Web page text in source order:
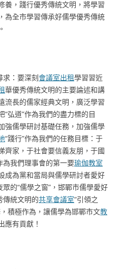
養，踐行優秀傳統文明，將學習
為全市學習傳承好儒學優秀傳統
求：要深刻會議室出租學習習近
華優秀傳統文明的主要論述和講
流長的儒家經典文明，廣泛學習
弘道”作為我們的盡力標的目
強儒學研討基礎任務，加強儒學
“踐行”作為我們的任務目標：于
齊家，于社會要信義友朋，于國
為我們理事會的第一要瑜伽教室
成為黨和當局與儒學研討者愛好
的“儒學之窗”，邯鄲市儒學愛好
傳統文明的共享會議室“引領之
積極作為，讓儒學為邯鄲市文教
應有貢獻！